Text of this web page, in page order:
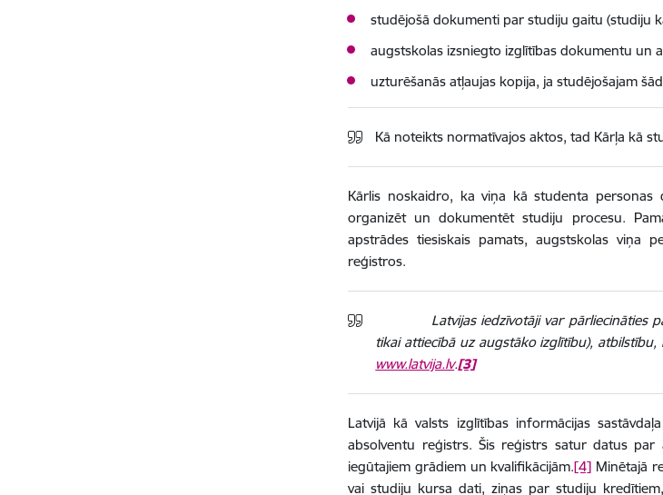
studējošā dokumenti par studiju gaitu (studiju
augstskolas izsniegto izglītības dokumentu un
uzturēšanās atļaujas kopija, ja studējošajam
Kā noteikts normatīvajos aktos, tad Kārļa kā
Kārlis noskaidro, ka viņa kā studenta
organizēt un dokumentēt studiju procesu.
apstrādes tiesiskais pamats, augstskolas viņa
reģistros.
Latvijas iedzīvotāji var pārliecināties par
tikai attiecībā uz augstāko izglītību),
www.latvija.lv.[3]
Latvijā kā valsts izglītības informācijas
absolventu reģistrs. Šis reģistrs satur datus par
iegūtajiem grādiem un kvalifikācijām.[4] Minētajā
vai studiju kursa dati, ziņas par studiju